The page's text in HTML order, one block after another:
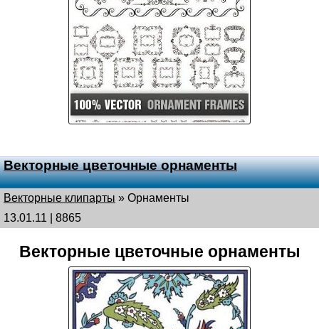
Векторные цветочные орнаменты
Векторные клипарты » Орнаменты
13.01.11 | 8865
Векторные цветочные орнаменты